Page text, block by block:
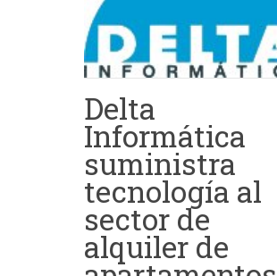
Delta
Informática
suministra
tecnología al
sector de
alquiler de